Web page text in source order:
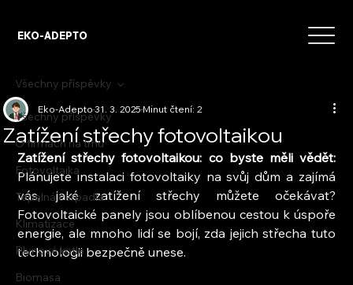
EKO-ADEPTO
Všechny příspěvky
O firmách na trhu
Fotovoltaika
Tepelná čerpadla
Klimatizace
Plynové kotle
Biomasa
Všechny příspěvky
Zatížení střechy fotovoltaikou
Eko-Adepto31. 3. 2025Minut čtení: 2
Zatížení střechy fotovoltaikou: co byste měli vědět:
Plánujete instalaci fotovoltaiky na svůj dům a zajímá
vás, jaké zatížení střechy můžete očekávat?
Fotovoltaické panely jsou oblíbenou cestou k úspoře
energie, ale mnoho lidí se bojí, zda jejich střecha tuto
technologii bezpečně unese.